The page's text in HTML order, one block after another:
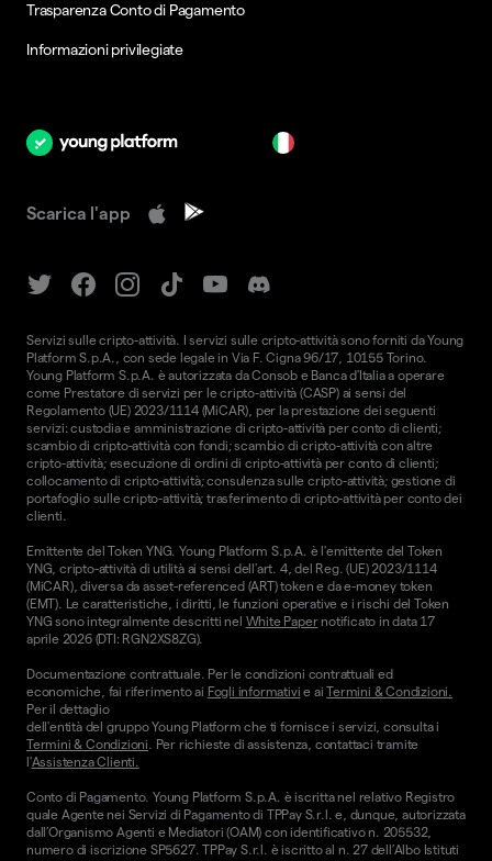
Trasparenza Conto di Pagamento
Informazioni privilegiate
Scarica l'app
Servizi sulle cripto-attività. I servizi sulle cripto-attività sono forniti da Young
Platform S.p.A., con sede legale in Via F. Cigna 96/17, 10155 Torino.
Young Platform S.p.A. è autorizzata da Consob e Banca d'Italia a operare
come Prestatore di servizi per le cripto-attività (CASP) ai sensi del
Regolamento (UE) 2023/1114 (MiCAR), per la prestazione dei seguenti
servizi: custodia e amministrazione di cripto-attività per conto di clienti;
scambio di cripto-attività con fondi; scambio di cripto-attività con altre
cripto-attività; esecuzione di ordini di cripto-attività per conto di clienti;
collocamento di cripto-attività; consulenza sulle cripto-attività; gestione di
portafoglio sulle cripto-attività; trasferimento di cripto-attività per conto dei
clienti.
Emittente del Token YNG. Young Platform S.p.A. è l'emittente del Token
YNG, cripto-attività di utilità ai sensi dell'art. 4, del Reg. (UE) 2023/1114
(MiCAR), diversa da asset-referenced (ART) token e da e-money token
(EMT). Le caratteristiche, i diritti, le funzioni operative e i rischi del Token
YNG sono integralmente descritti nel White Papernotificato in data 17
aprile 2026 (DTI: RGN2XS8ZG).
Documentazione contrattuale. Per le condizioni contrattuali ed
economiche, fai riferimento ai Fogli informativi e aiTermini & Condizioni.
Per il dettaglio
dell'entità del gruppo Young Platform che ti fornisce i servizi, consulta i
Termini & Condizioni. Per richieste di assistenza, contattaci tramite
l'Assistenza Clienti.
Conto di Pagamento. Young Platform S.p.A. è iscritta nel relativo Registro
quale Agente nei Servizi di Pagamento di TPPay S.r.l. e, dunque, autorizzata
dall’Organismo Agenti e Mediatori (OAM) con identificativo n. 205532,
numero di iscrizione SP5627. TPPay S.r.l. è iscritto al n. 27 dell’Albo Istituti